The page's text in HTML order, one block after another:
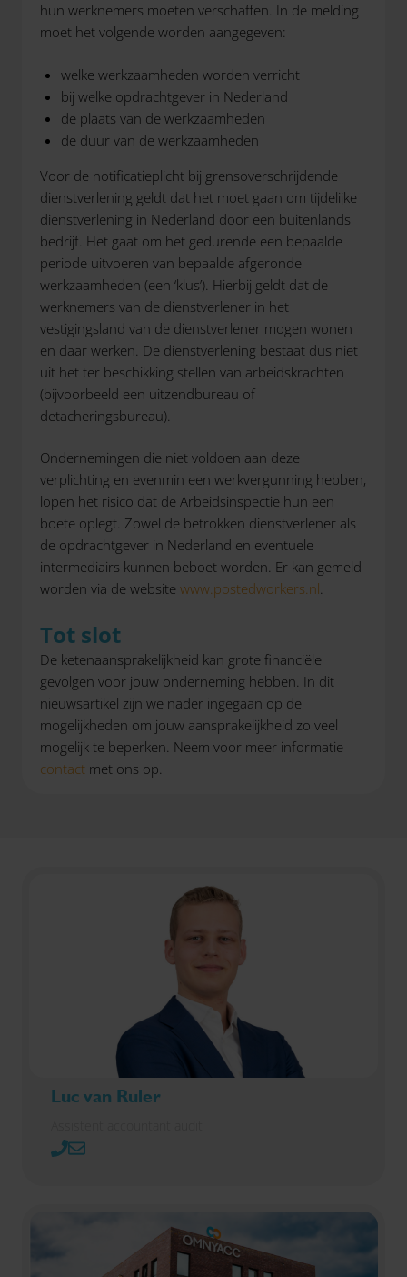
hun werknemers moeten verschaffen. In de melding
moet het volgende worden aangegeven:
welke werkzaamheden worden verricht
bij welke opdrachtgever in Nederland
de plaats van de werkzaamheden
de duur van de werkzaamheden
Voor de notificatieplicht bij grensoverschrijdende
dienstverlening geldt dat het moet gaan om tijdelijke
dienstverlening in Nederland door een buitenlands
bedrijf. Het gaat om het gedurende een bepaalde
periode uitvoeren van bepaalde afgeronde
werkzaamheden (een ‘klus’). Hierbij geldt dat de
werknemers van de dienstverlener in het
vestigingsland van de dienstverlener mogen wonen
en daar werken. De dienstverlening bestaat dus niet
uit het ter beschikking stellen van arbeidskrachten
(bijvoorbeeld een uitzendbureau of
detacheringsbureau).
Ondernemingen die niet voldoen aan deze
verplichting en evenmin een werkvergunning hebben,
lopen het risico dat de Arbeidsinspectie hun een
boete oplegt. Zowel de betrokken dienstverlener als
de opdrachtgever in Nederland en eventuele
intermediairs kunnen beboet worden. Er kan gemeld
worden via de website www.postedworkers.nl.
Tot slot
De ketenaansprakelijkheid kan grote financiële
gevolgen voor jouw onderneming hebben. In dit
nieuwsartikel zijn we nader ingegaan op de
mogelijkheden om jouw aansprakelijkheid zo veel
mogelijk te beperken. Neem voor meer informatie
contact met ons op.
Luc van Ruler